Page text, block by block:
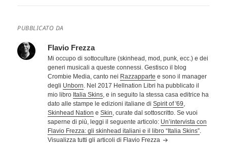
PUBBLICATO DA
Flavio Frezza
Mi occupo di sottoculture (skinhead, mod, punk, ecc.) e dei
generi musicali a queste connessi. Gestisco il blog
Crombie Media, canto nei Razzapparte e sono il manager
degli Unborn. Nel 2017 Hellnation Libri ha pubblicato il
mio libro Italia Skins, e in seguito la stessa casa editrice ha
dato alle stampe le edizioni italiane diSpirit of '69,
Skinhead Nation eSkin, curate dal sottoscritto. Se vuoi
saperne di più, leggi il seguente articolo: Un’intervista con
Flavio Frezza: gli skinhead italiani e il libro “Italia Skins”.
Visualizza tutti gli articoli di Flavio Frezza